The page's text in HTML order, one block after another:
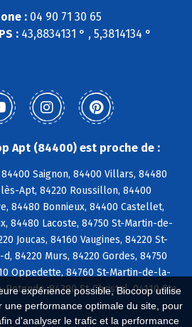
expérience possible, Biocoop utilise
une performance optimale du site, pour
d'analyser le trafic et la performance
: 04 90 71 30 65
:43,8834131 ° , 5,3814134 °
Apt (84400) est proche de :
Saignon, 84400 Villars, 84480
Apt, 84220 Roussillon, 84400
84480 Bonnieux, 84400 Castellet,
84480 Lacoste, 84750 St-Martin-de-
Joucas, 84160 Vaugines, 84220 St-
84220 Murs, 84220 Gordes, 84750
Oppedette, 84760 St-Martin-de-la-
Rotonde, 84390 St-Christol, 04110 Ste-